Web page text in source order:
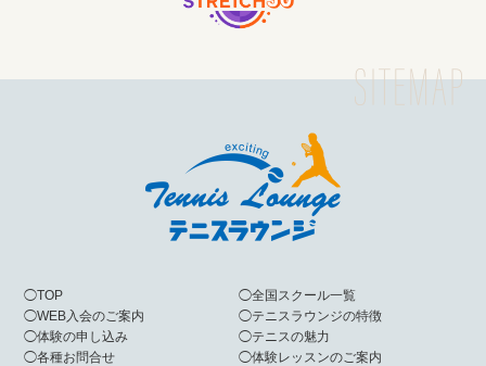
◯TOP
◯WEB入会のご案内
◯体験の申し込み
◯各種お問合せ
◯全国スクール一覧
◯テニスラウンジの特徴
◯テニスの魅力
◯体験レッスンのご案内